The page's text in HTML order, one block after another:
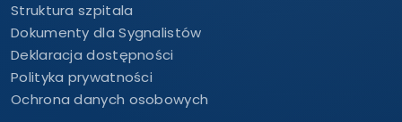
Struktura szpitala
Dokumenty dla Sygnalistów
Deklaracja dostępności
Polityka prywatności
Ochrona danych osobowych